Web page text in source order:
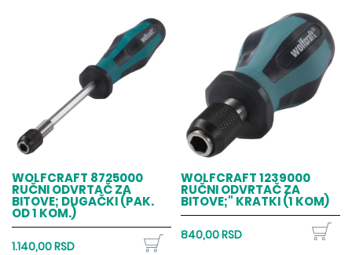
WOLFCRAFT 8725000
RUČNI ODVRTAČ ZA
BITOVE; DUGAČKI (PAK.
OD 1 KOM.)
1.140,00 RSD
WOLFCRAFT 1239000
RUČNI ODVRTAČ ZA
BITOVE;" KRATKI (1 KOM)
840,00 RSD